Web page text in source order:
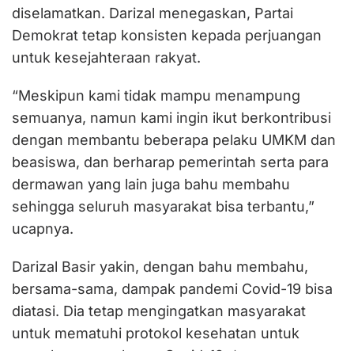
diselamatkan. Darizal menegaskan, Partai
Demokrat tetap konsisten kepada perjuangan
untuk kesejahteraan rakyat.
“Meskipun kami tidak mampu menampung
semuanya, namun kami ingin ikut berkontribusi
dengan membantu beberapa pelaku UMKM dan
beasiswa, dan berharap pemerintah serta para
dermawan yang lain juga bahu membahu
sehingga seluruh masyarakat bisa terbantu,”
ucapnya.
Darizal Basir yakin, dengan bahu membahu,
bersama-sama, dampak pandemi Covid-19 bisa
diatasi. Dia tetap mengingatkan masyarakat
untuk mematuhi protokol kesehatan untuk